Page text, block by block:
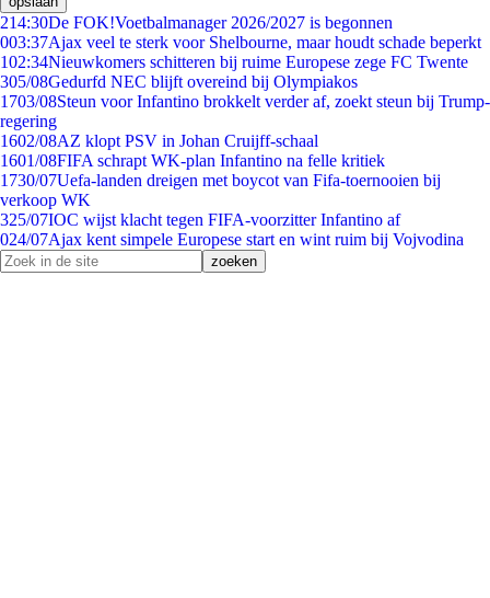
214:30De FOK!Voetbalmanager 2026/2027 is begonnen
003:37Ajax veel te sterk voor Shelbourne, maar houdt schade beperkt
102:34Nieuwkomers schitteren bij ruime Europese zege FC Twente
305/08Gedurfd NEC blijft overeind bij Olympiakos
1703/08Steun voor Infantino brokkelt verder af, zoekt steun bij Trump-
regering
1602/08AZ klopt PSV in Johan Cruijff-schaal
1601/08FIFA schrapt WK-plan Infantino na felle kritiek
1730/07Uefa-landen dreigen met boycot van Fifa-toernooien bij
verkoop WK
325/07IOC wijst klacht tegen FIFA-voorzitter Infantino af
024/07Ajax kent simpele Europese start en wint ruim bij Vojvodina